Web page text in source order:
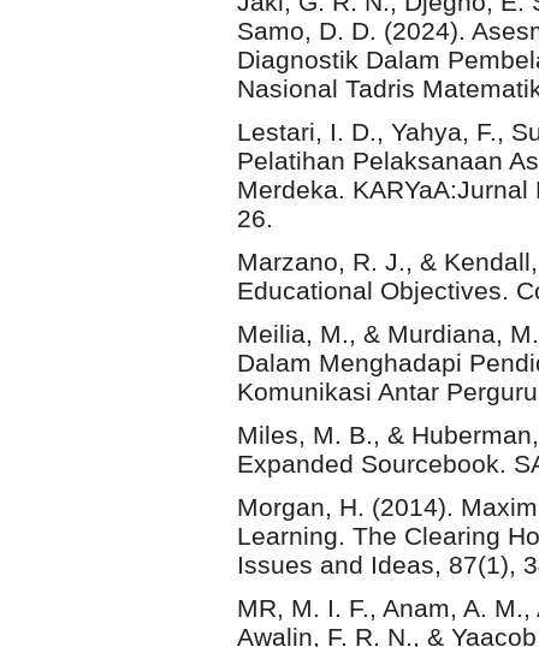
Samo, D. D. (2024).
Diagnostik Dalam
Nasional Tadris
Lestari, I. D., Yahya, F.,
Pelatihan Pelaksanaan
Merdeka.
26.
Marzano, R. J., &
Educational Objectives.
Meilia, M., & Murdiana,
Dalam Menghadapi
Komunikasi Antar
Miles, M. B., &
Expanded Sourcebook.
Morgan, H. (2014).
Learning. The Clearing
Issues and Ideas, 87(1),
MR, M. I. F., Anam, A.
Awalin, F. R. N., &